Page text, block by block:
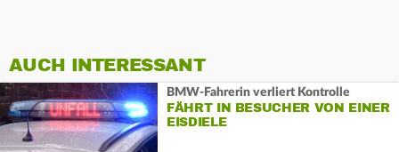
AUCH INTERESSANT
BMW-Fahrerin verliert Kontrolle
FÄHRT IN BESUCHER VON EINER
EISDIELE